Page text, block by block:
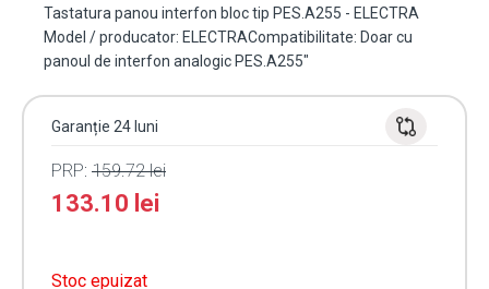
Tastatura panou interfon bloc tip PES.A255 - ELECTRA
Model / producator: ELECTRACompatibilitate: Doar cu
panoul de interfon analogic PES.A255"
Garanție 24 luni
PRP: 159.72lei
133.10 lei
Stoc epuizat